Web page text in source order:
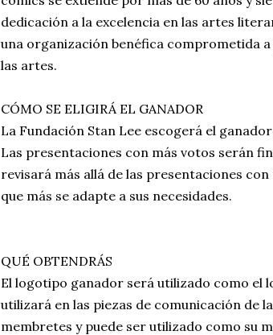
dedicación a la excelencia en las artes
una organización benéfica comprometida
las artes.
CÓMO SE ELIGIRÁ EL GANADOR
La Fundación Stan Lee escogerá el
Las presentaciones con más votos serán
revisará más allá de las presentaciones
que más se adapte a sus necesidades.
QUÉ OBTENDRÁS
El logotipo ganador será utilizado como el
utilizará en las piezas de comunicación de
membretes y puede ser utilizado como su